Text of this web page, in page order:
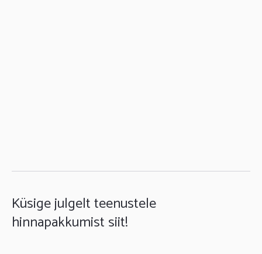
Küsige julgelt teenustele
hinnapakkumist siit!